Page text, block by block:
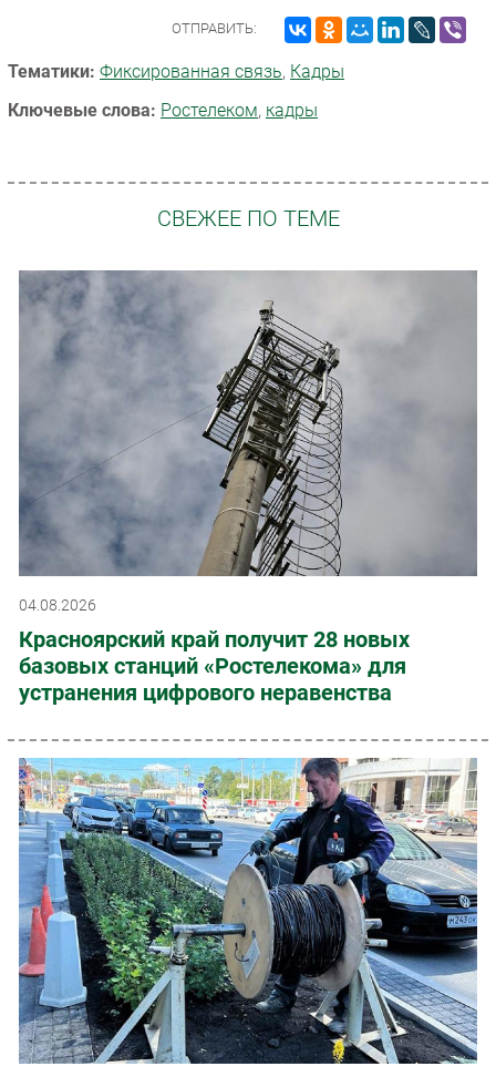
ОТПРАВИТЬ:
Тематики: Фиксированная связь, Кадры
Ключевые слова: Ростелеком, кадры
СВЕЖЕЕ ПО ТЕМЕ
04.08.2026
Красноярский край получит 28 новых
базовых станций «Ростелекома» для
устранения цифрового неравенства